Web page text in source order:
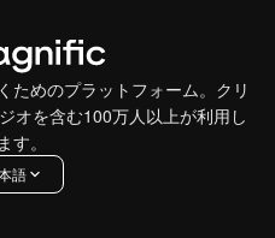
ためのプラットフォーム。クリ
オを含む100万人以上が利用し
す。
語